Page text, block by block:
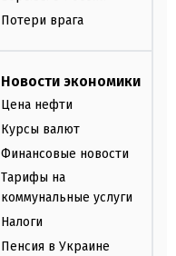
Потери врага
Новости экономики
Цена нефти
Курсы валют
Финансовые новости
Тарифы на
коммунальные услуги
Налоги
Пенсия в Украине